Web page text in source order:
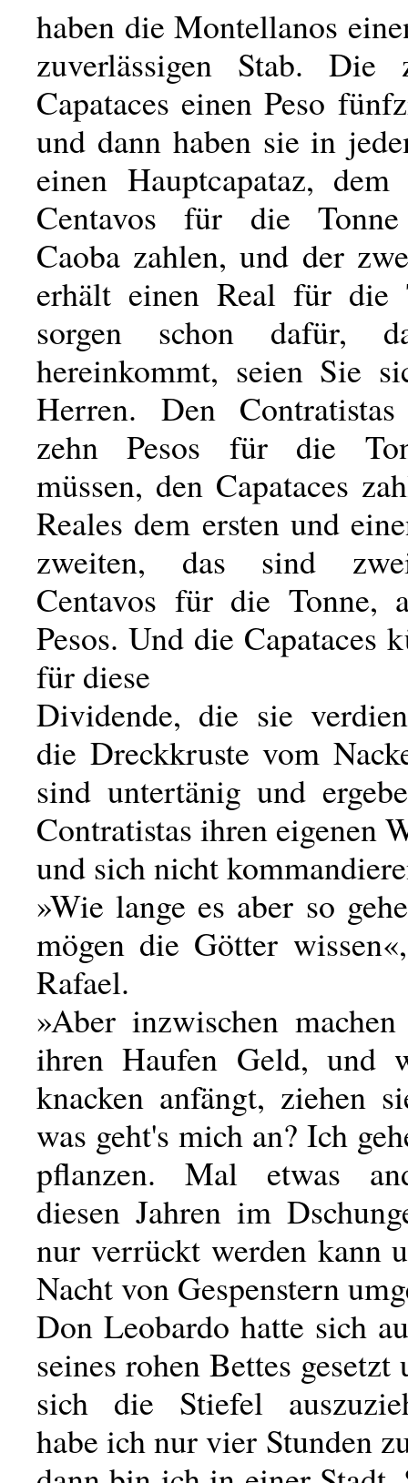
haben die Montellanos
zuverlässigen Stab. Die
Capataces einen Peso
und dann haben sie in
einen Hauptcapataz,
Centavos für die
Caoba zahlen, und der
erhält einen Real für die
sorgen schon dafür,
hereinkommt, seien Sie
Herren. Den
zehn Pesos für die
müssen, den Capataces
Reales dem ersten und
zweiten, das sind
Centavos für die Tonne,
Pesos. Und die Capataces
für diese
Dividende, die sie
die Dreckkruste vom
sind untertänig und
Contratistas ihren eigenen
und sich nicht
»Wie lange es aber so
mögen die Götter
Rafael.
»Aber inzwischen
ihren Haufen Geld, und
knacken anfängt, ziehen
was geht's mich an? Ich
pflanzen. Mal etwas
diesen Jahren im
nur verrückt werden kann
Nacht von Gespenstern
Don Leobardo hatte sich
seines rohen Bettes gesetzt
sich die Stiefel
habe ich nur vier Stunden